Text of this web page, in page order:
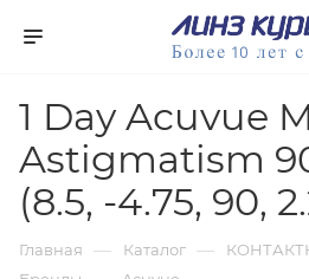
1 Day Acuvue
Astigmatism
(8.5, -4.75, 90,
Главная — Каталог —